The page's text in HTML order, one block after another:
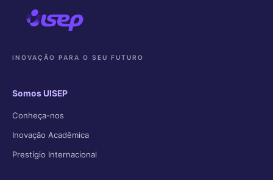
INOVAÇÃO PARA O SEU FUTURO
Somos UISEP
Conheça-nos
Inovação Acadêmica
Prestígio Internacional